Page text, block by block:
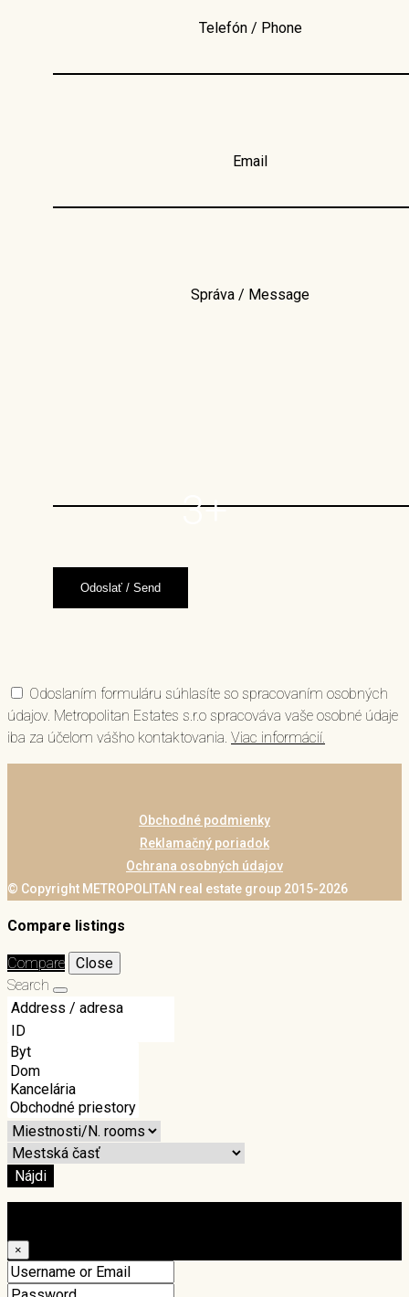
3+
Telefón / Phone
Email
Správa / Message
Odoslaním formuláru súhlasíte so spracovaním osobných
údajov. Metropolitan Estates s.r.o spracováva vaše osobné údaje
iba za účelom vášho kontaktovania. Viac informácií.
Obchodné podmienky
Reklamačný poriadok
Ochrana osobných údajov
© Copyright METROPOLITAN real estate group 2015-2026
Compare listings
Compare
Close
Search
Nájdi
×